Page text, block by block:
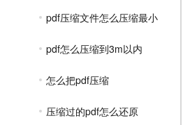
pdf压缩文件怎么压缩最小
pdf怎么压缩到3m以内
怎么把pdf压缩
压缩过的pdf怎么还原